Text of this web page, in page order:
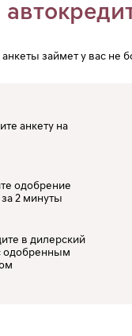
займет у вас не
анкету на
одобрение
2 минуты
в дилерский
одобренным